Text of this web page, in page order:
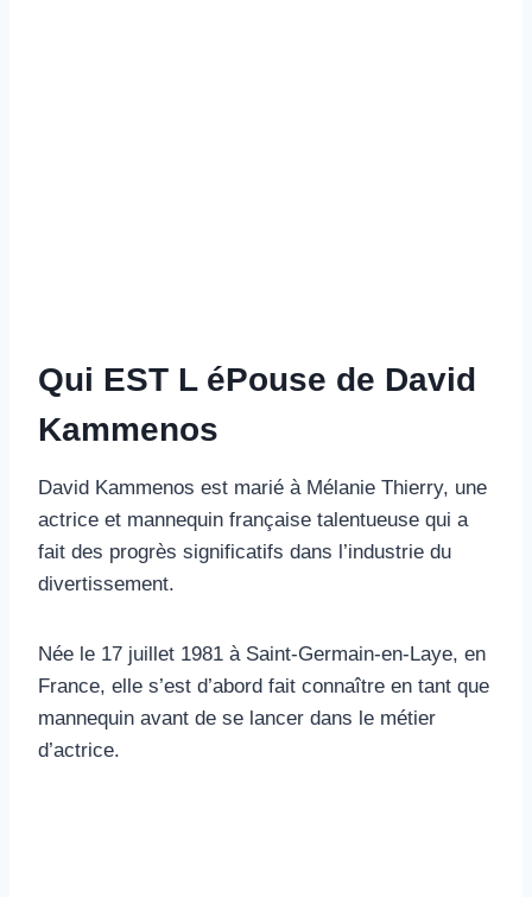
Qui EST L éPouse de David
Kammenos
David Kammenos est marié à Mélanie Thierry, une
actrice et mannequin française talentueuse qui a
fait des progrès significatifs dans l’industrie du
divertissement.
Née le 17 juillet 1981 à Saint-Germain-en-Laye, en
France, elle s’est d’abord fait connaître en tant que
mannequin avant de se lancer dans le métier
d’actrice.